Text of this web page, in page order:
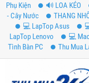
Phụ Kiện
🔊 LOA KÉO
- Cây Nước
THANG
💻 LapTop Asus
LapTop Lenovo
💻
Tình Bàn PC
Thu Mua